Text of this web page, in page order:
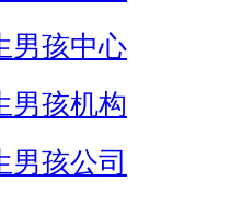
男孩中心
男孩机构
男孩公司